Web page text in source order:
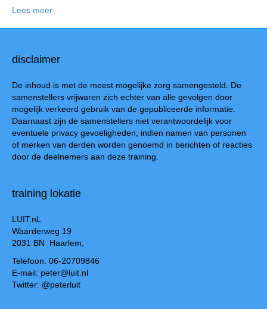
Lees meer
disclaimer
De inhoud is met de meest mogelijke zorg samengesteld. De
samenstellers vrijwaren zich echter van alle gevolgen door
mogelijk verkeerd gebruik van de gepubliceerde informatie.
Daarnaast zijn de samenstellers niet verantwoordelijk voor
eventuele privacy gevoeligheden, indien namen van personen
of merken van derden worden genoemd in berichten of reacties
door de deelnemers aan deze training.
training lokatie
LUIT.nL
Waarderweg 19
2031 BN Haarlem,
Telefoon: 06-20709846
E-mail: peter@luit.nl
Twitter: @peterluit